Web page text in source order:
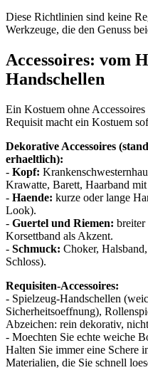
Diese Richtlinien sind keine
Werkzeuge, die den Genuss
Accessoires: vom
Handschellen
Ein Kostuem ohne
Requisit macht ein Kostuem
Dekorative Accessoires
erhaeltlich):
- Kopf:
Krawatte, Barett, Haarband
- Haende: kurze oder lange
Look).
- Guertel und Riemen: breiter
Korsettband als Akzent.
- Schmuck: Choker,
Schloss).
Requisiten-Accessoires:
- Spielzeug-Handschellen
Sicherheitsoeffnung),
Abzeichen: rein dekorativ,
- Moechten Sie echte weiche
Halten Sie immer eine Schere
Materialien, die Sie schnell